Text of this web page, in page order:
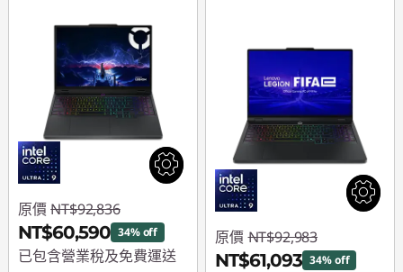
原價 NT$92,836
NT$60,590 34% off
已包含營業稅及免費運送
原價 NT$92,983
NT$61,093 34% off